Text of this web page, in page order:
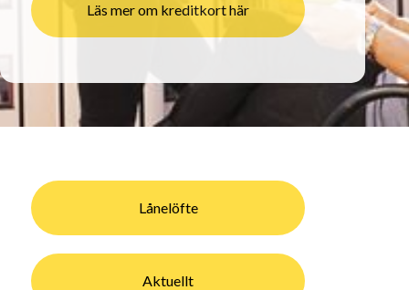
Läs mer om kreditkort här
Lånelöfte
Aktuellt